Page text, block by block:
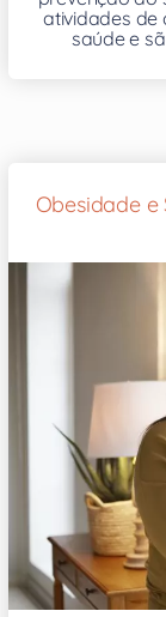
atividades de
saúde e
Obesidade e